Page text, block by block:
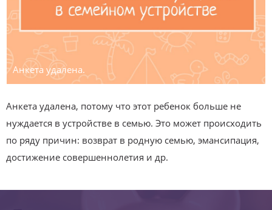
Анкета удалена.
Анкета удалена, потому что этот ребенок больше не
нуждается в устройстве в семью. Это может происходить
по ряду причин: возврат в родную семью, эмансипация,
достижение совершеннолетия и др.